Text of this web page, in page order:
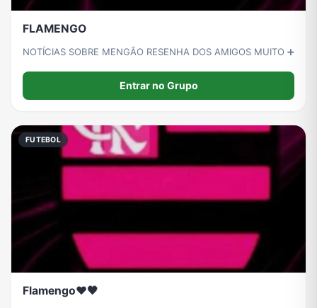
FLAMENGO
NOTÍCIAS SOBRE MENGÃO RESENHA DOS AMIGOS MUITO ➕
Entrar no Grupo
FUTEBOL
Flamengo❤️🖤